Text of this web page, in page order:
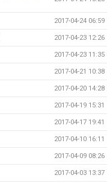
2017-04-24 06:59
2017-04-23 12:26
2017-04-23 11:35
2017-04-21 10:38
2017-04-20 14:28
2017-04-19 15:31
2017-04-17 19:41
2017-04-10 16:11
2017-04-09 08:26
2017-04-03 13:37